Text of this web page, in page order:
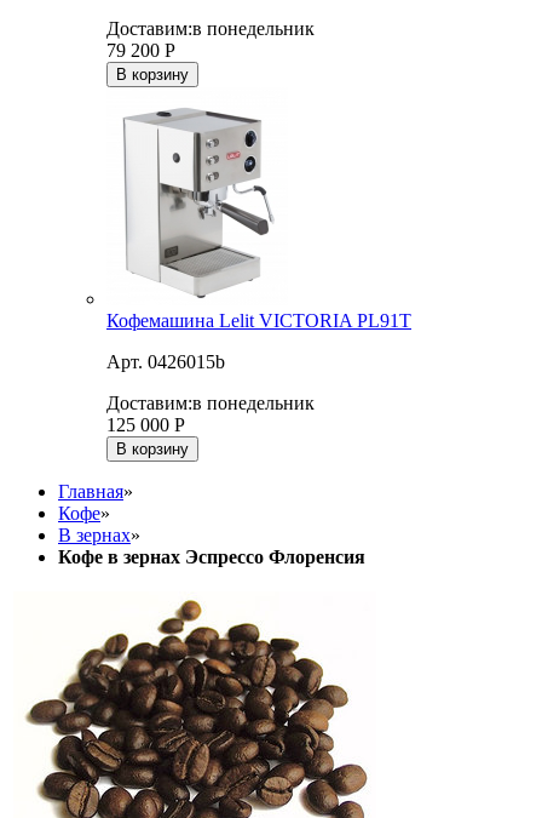
Доставим:в понедельник
79 200 Р
В корзину
Кофемашина Lelit VICTORIA PL91T
Арт. 0426015b
Доставим:в понедельник
125 000 Р
В корзину
Главная»
Кофе»
В зернах»
Кофе в зернах Эспрессо Флоренсия